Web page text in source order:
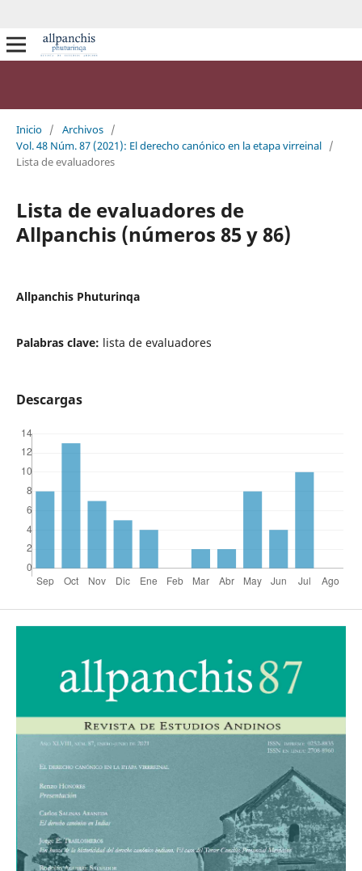
Inicio / Archivos /
Vol. 48 Núm. 87 (2021): El derecho canónico en la etapa virreinal /
Lista de evaluadores
Lista de evaluadores de
Allpanchis (números 85 y 86)
Allpanchis Phuturinqa
Palabras clave: lista de evaluadores
Descargas